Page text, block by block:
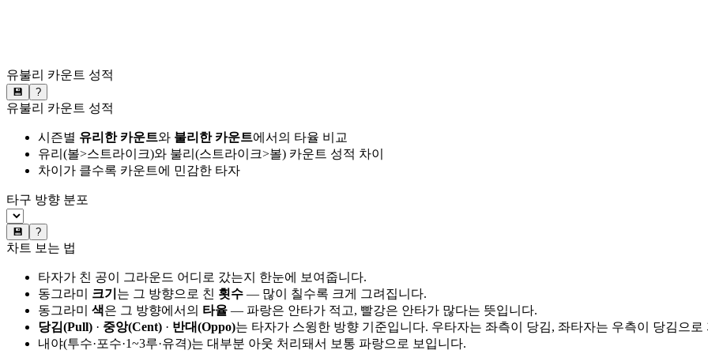
유불리 카운트 성적
💾 ?
유불리 카운트 성적
시즌별 유리한 카운트와 불리한 카운트에서의 타율 비교
유리(볼>스트라이크)와 불리(스트라이크>볼) 카운트 성적 차이
차이가 클수록 카운트에 민감한 타자
타구 방향 분포
💾 ?
차트 보는 법
타자가 친 공이 그라운드 어디로 갔는지 한눈에 보여줍니다.
동그라미 크기 는 그 방향으로 친 횟수 — 많이 칠수록 크게 그려집니다.
동그라미 색은 그 방향에서의 타율 — 파랑은 안타가 적고, 빨강은 안타가 많다는 뜻입니다.
당김(Pull) · 중앙(Cent) · 반대(Oppo)는 타자가 스윙한 방향 기준입니다. 우타자는 좌측이 당김, 좌타자는 우측이 당김으로
내야(투수·포수·1~3루·유격)는 대부분 아웃 처리돼서 보통 파랑으로 보입니다.